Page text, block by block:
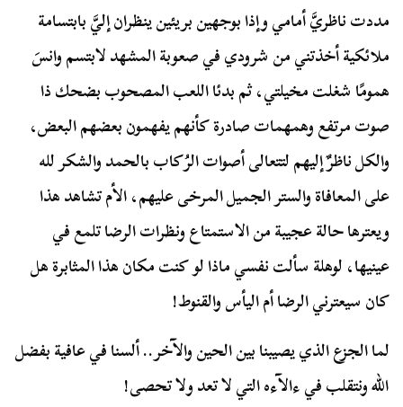
مددت ناظريَّ أمامي وإذا بوجهين بريئين ينظران إليَّ بابتسامة
ملائكية أخذتني من شرودي في صعوبة المشهد لابتسم وانسَ
همومًا شغلت مخيلتي، ثم بدئا اللعب المصحوب بضحك ذا
صوت مرتفع وهمهمات صادرة كأنهم يفهمون بعضهم البعض،
والكل ناظرٌ إليهم لتتعالى أصوات الرُكاب بالحمد والشكر لله
على المعافاة والستر الجميل المرخى عليهم، الأم تشاهد هذا
ويعترها حالة عجيبة من الاستمتاع ونظرات الرضا تلمع في
عينيها، لوهلة سألت نفسي ماذا لو كنت مكان هذا المثابرة هل
كان سيعترني الرضا أم اليأس والقنوط!
لما الجزع الذي يصيبنا بين الحين والآخر.. ألسنا في عافية بفضل
الله ونتقلب في ءالآءه التي لا تعد ولا تحصى!